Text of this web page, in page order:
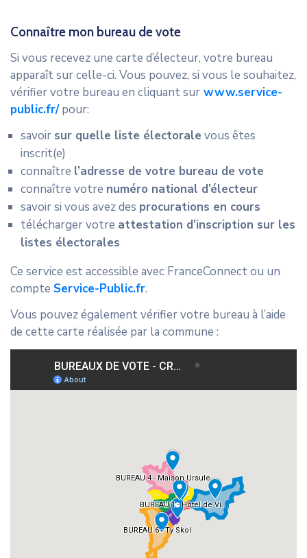
Connaître mon bureau de vote
Si vous recevez une carte d’électeur, votre bureau
apparaît sur celle-ci. Vous pouvez, si vous le souhaitez,
vérifier votre bureau en cliquant sur www.service-
public.fr/pour:
savoir sur quelle liste électorale vous êtes
inscrit(e)
connaître l’adresse de votre bureau de vote
connaître votre numéro national d’électeur
savoir si vous avez des procurations en cours
télécharger votre attestation d’inscription sur les
listes électorales
Ce service est accessible avec FranceConnect ou un
compte Service-Public.fr.
Vous pouvez également vérifier votre bureau à l’aide
de cette carte réalisée par la commune :